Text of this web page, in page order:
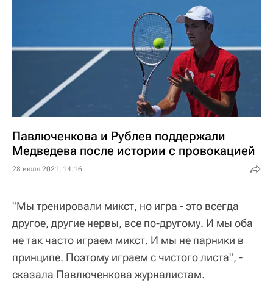
Павлюченкова и Рублев поддержали
Медведева после истории с провокацией
28 июля 2021, 14:16
"Мы тренировали микст, но игра - это всегда
другое, другие нервы, все по-другому. И мы оба
не так часто играем микст. И мы не парники в
принципе. Поэтому играем с чистого листа", -
сказала Павлюченкова журналистам.